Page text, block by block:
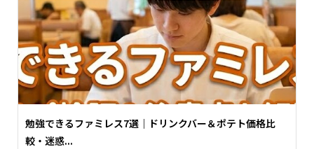
勉強できるファミレス7選｜ドリンクバー＆ポテト価格比
較・迷惑...